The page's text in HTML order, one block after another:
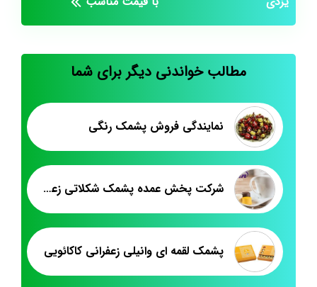
مطالب خواندنی دیگر برای شما
نمایندگی فروش پشمک رنگی
شرکت پخش عمده پشمک شکلاتی زعفرانی
پشمک لقمه ای وانیلی زعفرانی کاکائویی